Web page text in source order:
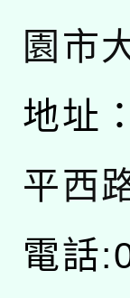
園市
地址：
平西
電話